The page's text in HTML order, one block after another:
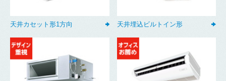
天井カセット形1方向 天井埋込ビルトイン形